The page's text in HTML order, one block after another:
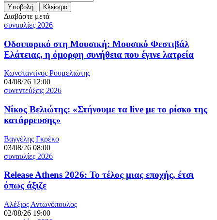
Διαβάστε μετά
συναυλίες 2026
Οδοιπορικό στη Μουσική: Μουσικό Φεστιβάλ
Ελάτειας, η όμορφη συνήθεια που έγινε λατρεία
Κωνσταντίνος Ρουμελιώτης
04/08/26 12:00
συνεντεύξεις 2026
Νίκος Βελιώτης: «Στήνουμε τα live με το ρίσκο της
κατάρρευσης»
Βαγγέλης Γκρέκο
03/08/26 08:00
συναυλίες 2026
Release Athens 2026: Το τέλος μιας εποχής, έτσι
όπως άξιζε
Αλέξιος Αντωνόπουλος
02/08/26 19:00